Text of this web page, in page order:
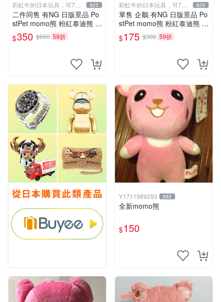
彩虹牛的日本玩具，可7取
付
825
二件同售 有NG 日版景品 Po
stPet momo熊 粉紅泰迪熊 妹
妹 comomo 企鵝 娃娃 布偶
手指頭 娃娃
$350 $600 59折
彩虹牛的日本玩具，可7取
付
825
單售 企鵝 有NG 日版景品 Po
stPet momo熊 粉紅泰迪熊 娃
娃 布偶 手指頭 娃娃
$175 $300 59折
Y1711989293 883
全新momo熊
$150